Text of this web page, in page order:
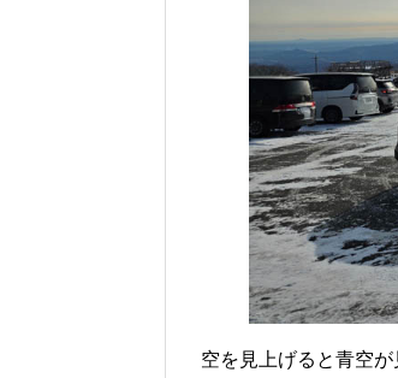
空を見上げると青空